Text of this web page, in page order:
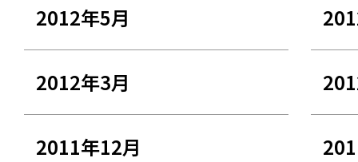
2012年5月
2012年3月
2011年12月